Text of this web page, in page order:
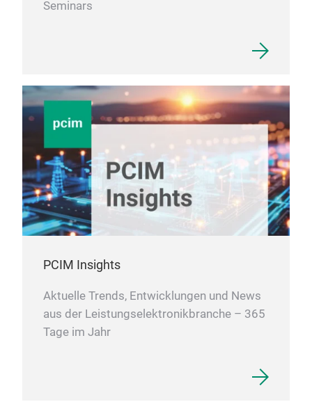
Seminars
PCIM Insights
Aktuelle Trends, Entwicklungen und News
aus der Leistungselektronikbranche – 365
Tage im Jahr